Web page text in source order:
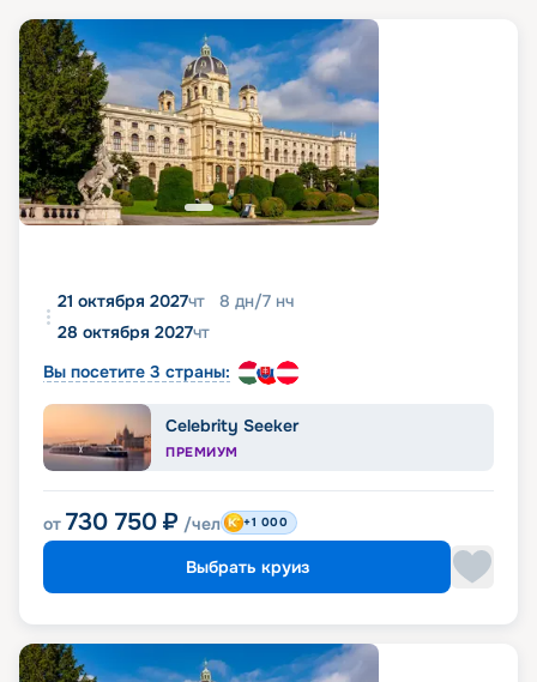
21 октября 2027чт 8 дн/7 нч
28 октября 2027чт
Вы посетите 3 страны:
Celebrity Seeker
ПРЕМИУМ
от 730 750 ₽ /чел +1 000
Выбрать круиз